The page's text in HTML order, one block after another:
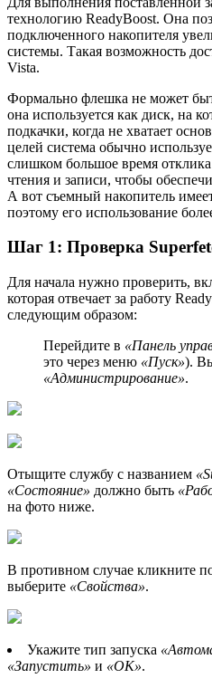
технологию ReadyBoost. Она
подключенного накопителя
системы. Такая возможность
Vista.
Формально флешка не может
она используется как диск, на
подкачки, когда не хватает
целей система обычно
слишком большое время отклика
чтения и записи, чтобы
А вот съемный накопитель
поэтому его использование
Шаг 1: Проверка
Для начала нужно проверить,
которая отвечает за работу
следующим образом:
Перейдите в «Панель
это через меню «Пуск»).
«Администрирование».
Отыщите службу с названием
«Состояние» должно быть
на фото ниже.
В противном случае кликните
выберите «Свойства».
Укажите тип запуска
«Запустить» и «ОК».